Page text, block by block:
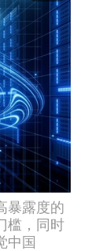
暴露度的
槛，同时
中国